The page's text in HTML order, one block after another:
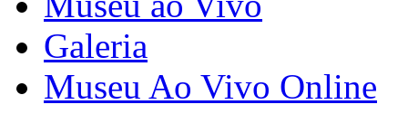
Galeria
Museu Ao Vivo Online